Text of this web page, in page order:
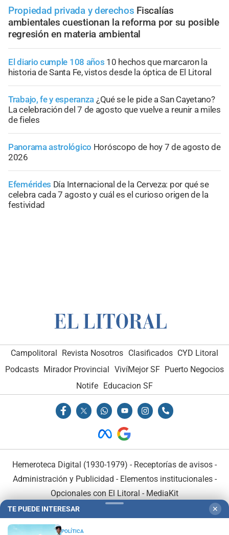
Propiedad privada y derechos Fiscalías
ambientales cuestionan la reforma por su posible
regresión en materia ambiental
El diario cumple 108 años 10 hechos que marcaron la
historia de Santa Fe, vistos desde la óptica de El Litoral
Trabajo, fe y esperanza ¿Qué se le pide a San Cayetano?
La celebración del 7 de agosto que vuelve a reunir a miles
de fieles
Panorama astrológico Horóscopo de hoy 7 de agosto de
2026
Efemérides Día Internacional de la Cerveza: por qué se
celebra cada 7 agosto y cuál es el curioso origen de la
festividad
Campolitoral Revista Nosotros Clasificados CYD Litoral
Podcasts Mirador Provincial VivíMejor SF Puerto Negocios
Notife Educacion SF
Hemeroteca Digital (1930-1979) - Receptorías de avisos -
Administración y Publicidad - Elementos institucionales-
Opcionales con El Litoral - MediaKit
TE PUEDE INTERESAR ✕
POLÍTICA